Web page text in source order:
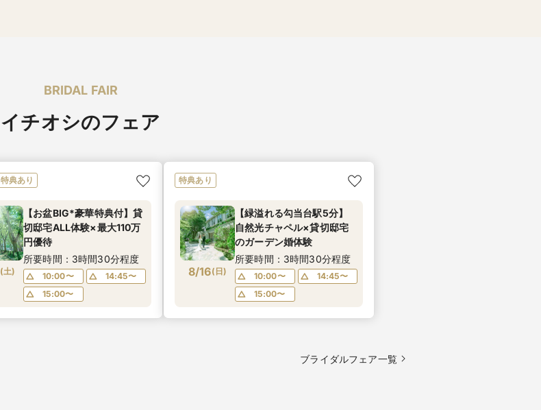
BRIDAL FAIR
イチオシのフェア
特典あり
(土)
【お盆BIG*豪華特典付】貸
切邸宅ALL体験×最大110万
円優待
所要時間：3時間30分程度
10:00〜
14:45〜
15:00〜
特典あり
8/16( 日)
【緑溢れる勾当台駅5分】
自然光チャペル×貸切邸宅
のガーデン婚体験
所要時間：3時間30分程度
10:00〜
14:45〜
15:00〜
ブライダルフェア一覧